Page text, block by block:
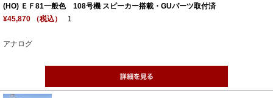
(HO) ＥＦ81一般色 108号機 スピーカー搭載・GUパーツ取付済
¥45,870 （税込）
1
アナログ